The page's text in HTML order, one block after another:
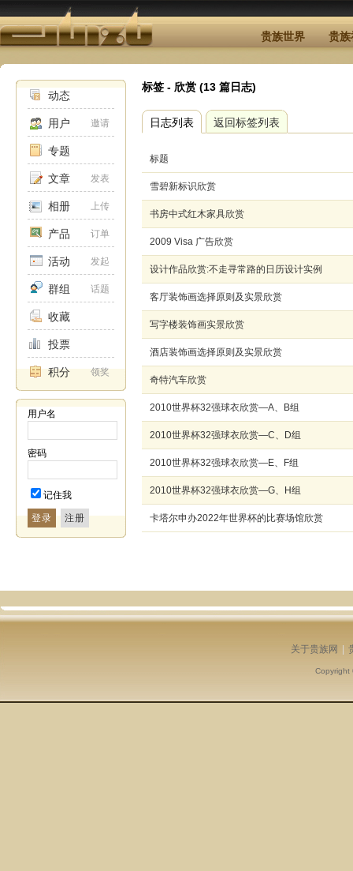
贵族世界 贵族
动态
用户 邀请
专题
文章 发表
相册 上传
产品 订单
活动 发起
群组 话题
收藏
投票
积分 领奖
用户名
密码
记住我
登录
标签 - 欣赏 (13 篇日志)
日志列表 返回标签列表
标题
雪碧新标识欣赏
书房中式红木家具欣赏
2009 Visa 广告欣赏
设计作品欣赏:不走寻常路的日历设计实例
客厅装饰画选择原则及实景欣赏
写字楼装饰画实景欣赏
酒店装饰画选择原则及实景欣赏
奇特汽车欣赏
2010世界杯32强球衣欣赏—A、B组
2010世界杯32强球衣欣赏—C、D组
2010世界杯32强球衣欣赏—E、F组
2010世界杯32强球衣欣赏—G、H组
卡塔尔申办2022年世界杯的比赛场馆欣赏
关于贵族网